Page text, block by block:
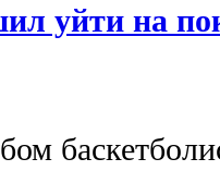
уйти на